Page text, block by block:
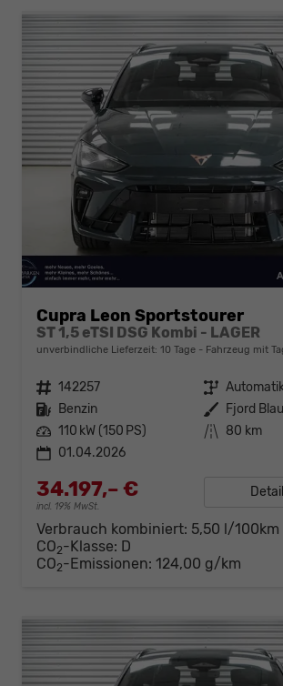
Cupra Leon Sportstourer
ST 1,5 eTSI DSG Kombi - LAGER
unverbindliche Lieferzeit: 10 Tage Fahrzeug mit
Fahrzeugnr. 142257 Getriebe
Kraftstoff Benzin Außenfarbe Fjord
Leistung 110 kW (150 PS) Kilometerstand 80 km
01.04.2026
34.197,– €
incl. 19% MwSt.
Verbrauch kombiniert: 5,50 l/100km
CO2-Klasse: D
CO2-Emissionen: 124,00 g/km